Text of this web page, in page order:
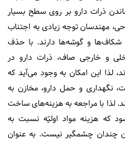
ذرات دارو بر روی سطح بسیار
مهندسان توجه زیادی به اجتناب
شکاف‌ها و گوشه‌ها دارند. با حذف
و خارجی صاف، ذرات دارو در
لذا این امکان به وجود می‌آید که
نگهداری و حمل دارو، مخازن به
لذا با مراجعه به هزینه‌های ساخت
که هزینه مواد اولیّه نسبت به
چندان چشمگیر نیست. به عنوان